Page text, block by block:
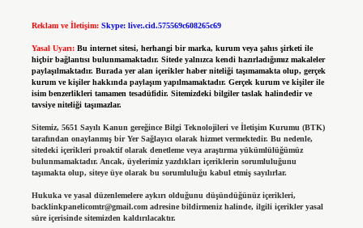
Reklam ve İletişim: Skype: live:.cid.575569c608265c69
Yasal Uyarı: Bu internet sitesi, herhangi bir marka, kurum veya şahıs şirketi ile
hiçbir bağlantısı bulunmamaktadır. Sitede yalnızca kendi hazırladığımız makaleler
paylaşılmaktadır. Burada yer alan içerikler haber niteliği taşımamakta olup, gerçek
kurum ve kişiler hakkında paylaşım yapılmamaktadır. Gerçek kurum ve kişiler ile
isim benzerlikleri tamamen tesadüfidir. Sitemizdeki bilgiler taslak halindedir ve
tavsiye niteliği taşımazlar.
Sitemiz, 5651 Sayılı Kanun gereğince Bilgi Teknolojileri ve İletişim Kurumu (BTK)
tarafından onaylanmış bir Yer Sağlayıcı olarak hizmet vermektedir. Bu nedenle,
sitedeki içerikleri proaktif olarak denetleme veya araştırma yükümlülüğümüz
bulunmamaktadır. Ancak, üyelerimiz yazdıkları içeriklerin sorumluluğunu
taşımakta olup, siteye üye olarak bu sorumluluğu kabul etmiş sayılırlar.
Hukuka ve yasal düzenlemelere aykırı olduğunu düşündüğünüz içerikleri,
backlinkpanelicomtr@gmail.comadresine bildirmeniz halinde, ilgili içerikler yasal
süre içerisinde sitemizden kaldırılacaktır.